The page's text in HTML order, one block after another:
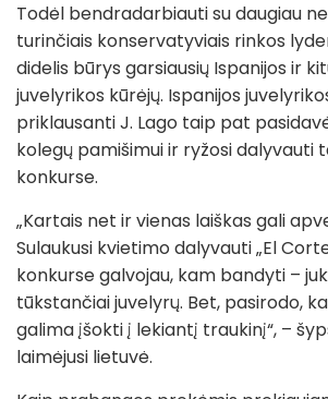
Todėl bendradarbiauti su daugiau
turinčiais konservatyviais rinkos
didelis būrys garsiausių Ispanijos ir
juvelyrikos kūrėjų. Ispanijos
priklausanti J. Lago taip pat
kolegų pamišimui ir ryžosi
konkurse.
„Kartais net ir vienas laiškas gali
Sulaukusi kvietimo dalyvauti „El
konkurse galvojau, kam bandyti –
tūkstančiai juvelyrų. Bet, pasirodo,
galima įšokti į lekiantį traukinį“, –
laimėjusi lietuvė.